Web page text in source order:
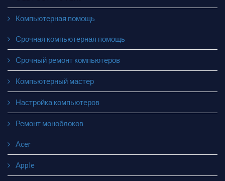
Компьютерная помощь
Срочная компьютерная помощь
Срочный ремонт компьютеров
Компьютерный мастер
Настройка компьютеров
Ремонт моноблоков
Acer
Apple